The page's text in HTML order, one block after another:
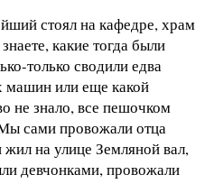
стоял на кафедре, храм
какие тогда были
только сводили едва
машин или еще какой
не знало, все пешочком
сами провожали отца
на улице Земляной вал,
девчонками, провожали